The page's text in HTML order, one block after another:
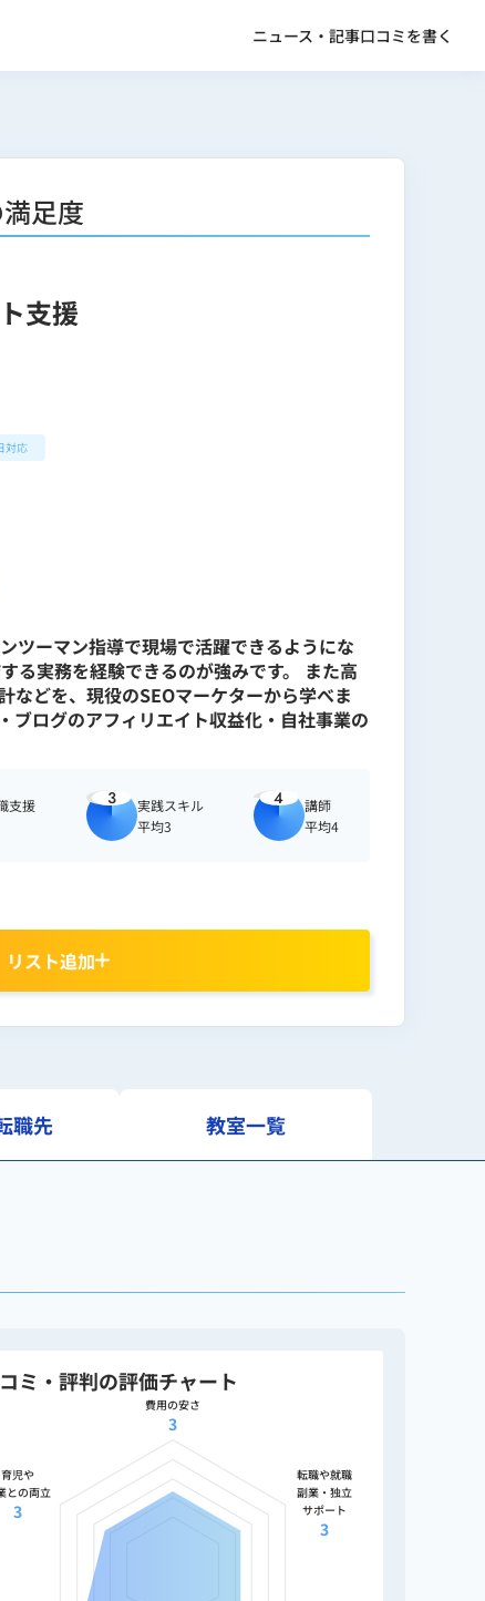
ニュース・記事口コミを書く
足度
支援
対応
ツーマン指導で現場で活躍できるようにな
る実務を経験できるのが強みです。 また高
どを、現役のSEOマーケターから学べま
ブログのアフィリエイト収益化・自社事業の
支援
3
実践スキル
平均3
4
講師
平均4
リスト追加
職先 教室一覧
ミ・評判の評価チャート
費用の安さ
3
育児や
との両立
3
転職や就職
副業・独立
サポート
3